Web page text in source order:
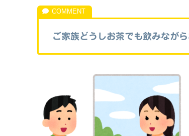
ご家族どうしお茶でも飲みなが